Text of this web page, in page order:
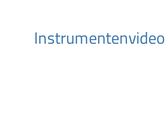
Instrumentenvideo